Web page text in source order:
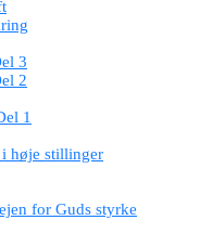
3
2
1
høje stillinger
for Guds styrke